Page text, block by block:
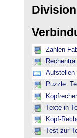
Division
Zahlen-
Aufstellen
Puzzle:
Texte in
Kopf-
Test zur